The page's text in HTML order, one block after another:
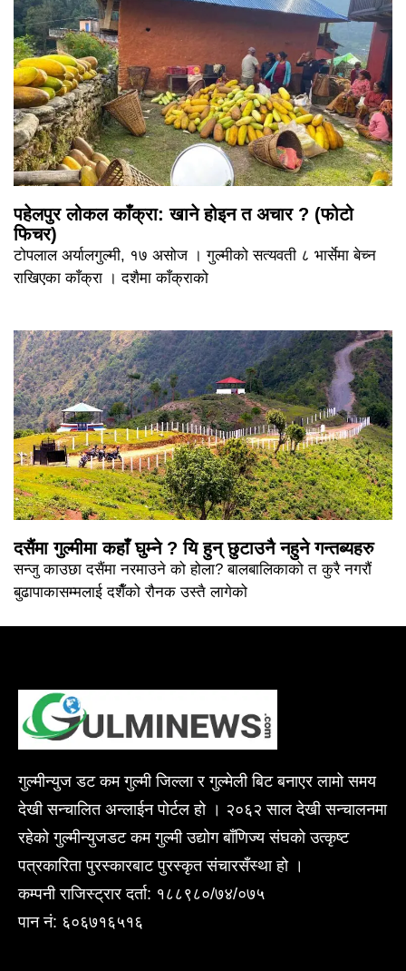
पहेलपुर लोकल काँक्रा: खाने होइन त अचार ? (फोटो
फिचर)
टोपलाल अर्यालगुल्मी, १७ असोज । गुल्मीको सत्यवती ८ भार्सेमा बेच्न
राखिएका काँक्रा । दशैमा काँक्राको
दसैंमा गुल्मीमा कहाँ घुम्ने ? यि हुन् छुटाउनै नहुने गन्तब्यहरु
सन्जु काउछा दसैंमा नरमाउने को होला? बालबालिकाको त कुरै नगरौं
बुढापाकासम्मलाई दशैँको रौनक उस्तै लागेको
गुल्मीन्युज डट कम गुल्मी जिल्ला र गुल्मेली बिट बनाएर लामो समय
देखी सन्चालित अन्लाईन पोर्टल हो । २०६२ साल देखी सन्चालनमा
रहेको गुल्मीन्युजडट कम गुल्मी उद्योग बाँणिज्य संघको उत्कृष्ट
पत्रकारिता पुरस्कारबाट पुरस्कृत संचारसँस्था हो ।
कम्पनी राजिस्ट्रार दर्ता: १८८९८०/७४/०७५
पान नं: ६०६७१६५१६